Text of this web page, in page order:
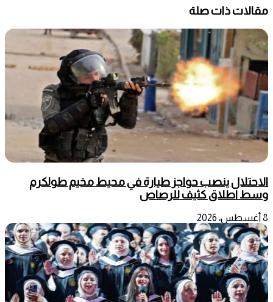
مقالات ذات صلة
الاحتلال ينصب حواجز طيارة في محيط مخيم طولكرم
وسط اطلاق كثيف للرصاص
8 أغسطس، 2026